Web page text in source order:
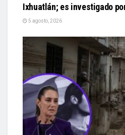
Ixhuatlán; es investigado
5 agosto, 2026